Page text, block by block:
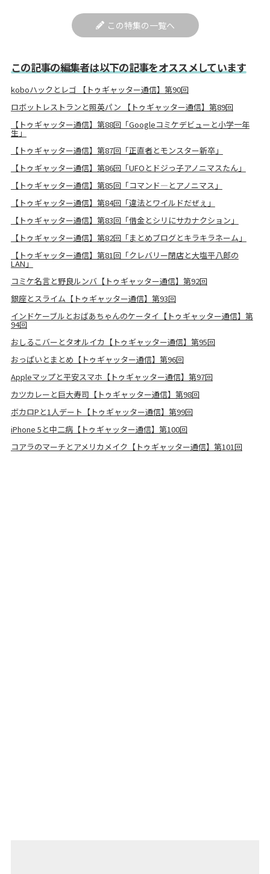
この特集の一覧へ
この記事の編集者は以下の記事をオススメしています
koboハックとレゴ 【トゥギャッター通信】第90回
ロボットレストランと照英パン 【トゥギャッター通信】第89回
【トゥギャッター通信】第88回「Googleコミケデビューと小学一年
生」
【トゥギャッター通信】第87回「正直者とモンスター新卒」
【トゥギャッター通信】第86回「UFOとドジっ子アノニマスたん」
【トゥギャッター通信】第85回「コマンド―とアノニマス」
【トゥギャッター通信】第84回「違法とワイルドだぜぇ」
【トゥギャッター通信】第83回「借金とシリにサカナクション」
【トゥギャッター通信】第82回「まとめブログとキラキラネーム」
【トゥギャッター通信】第81回「クレバリー閉店と大塩平八郎の
LAN」
コミケ名言と野良ルンバ【トゥギャッター通信】第92回
銀座とスライム【トゥギャッター通信】第93回
インドケーブルとおばあちゃんのケータイ【トゥギャッター通信】第
94回
おしるこバーとタオルイカ【トゥギャッター通信】第95回
おっぱいとまとめ【トゥギャッター通信】第96回
Appleマップと平安スマホ【トゥギャッター通信】第97回
カツカレーと巨大寿司【トゥギャッター通信】第98回
ボカロPと1人デート【トゥギャッター通信】第99回
iPhone 5と中二病【トゥギャッター通信】第100回
コアラのマーチとアメリカメイク【トゥギャッター通信】第101回